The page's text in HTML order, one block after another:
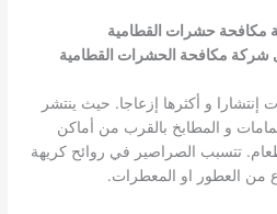
مكافحة حشرات القطامية
شركة مكافحة الحشرات القطامية
و أكثرها إزعاجا. حيث ينتشر
و المطابخ بالقرب من أماكن
تتسبب الصراصير في روائح كريهة
من العطور او المعطرات.